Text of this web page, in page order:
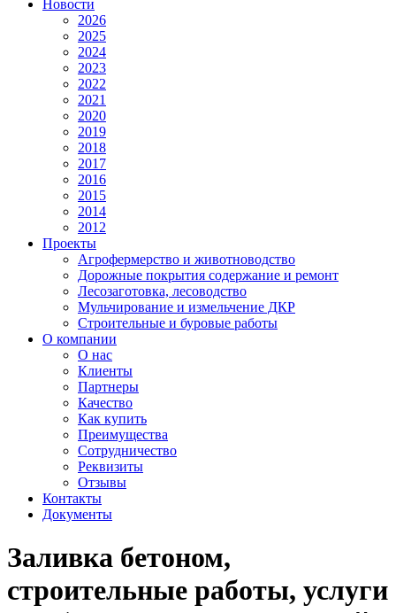
Новости
2026
2025
2024
2023
2022
2021
2020
2019
2018
2017
2016
2015
2014
2012
Проекты
Агрофермерство и животноводство
Дорожные покрытия содержание и ремонт
Лесозаготовка, лесоводство
Мульчирование и измельчение ДКР
Строительные и буровые работы
О компании
О нас
Клиенты
Партнеры
Качество
Как купить
Преимущества
Сотрудничество
Реквизиты
Отзывы
Контакты
Документы
Заливка бетоном,
строительные работы, услуги